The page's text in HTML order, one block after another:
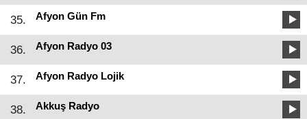
35. Afyon Gün Fm
36. Afyon Radyo 03
37. Afyon Radyo Lojik
38. Akkuş Radyo